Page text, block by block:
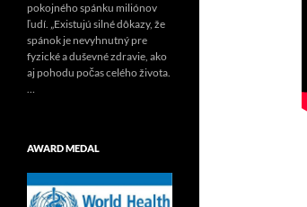
pokojného spánku miliónov
ľudí. „Existujú silné dôkazy, že
spánok je nevyhnutný pre
fyzické a duševné zdravie, ako
aj pohodu počas celého života.
…
AWARD MEDAL